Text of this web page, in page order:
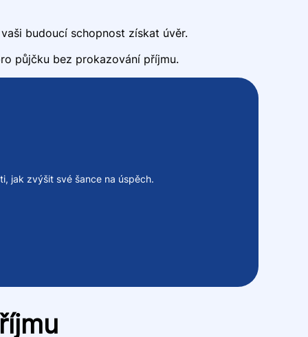
budoucí schopnost získat úvěr.
půjčku bez prokazování příjmu.
jak zvýšit své šance na úspěch.